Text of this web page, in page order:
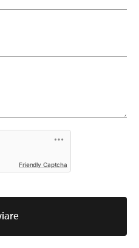
Friendly Captcha